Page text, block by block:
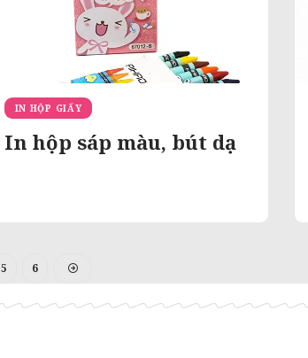
IN HỘP GIẤY
In hộp sáp màu, bút dạ
5 6